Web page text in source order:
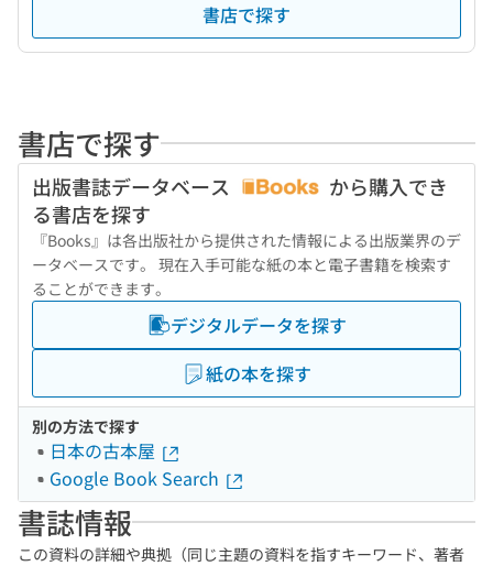
書店で探す
書店で探す
出版書誌データベース
から購入でき
る書店を探す
『Books』は各出版社から提供された情報による出版業界のデ
ータベースです。 現在入手可能な紙の本と電子書籍を検索す
ることができます。
デジタルデータを探す
紙の本を探す
別の方法で探す
日本の古本屋
Google Book Search
書誌情報
この資料の詳細や典拠（同じ主題の資料を指すキーワード、著者